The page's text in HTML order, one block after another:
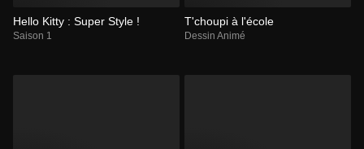
Hello Kitty : Super Style !
Saison 1
T'choupi à l'école
Dessin Animé